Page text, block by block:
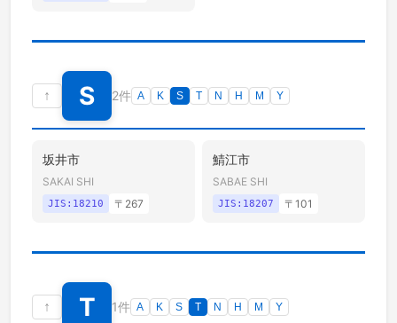
↑ S 2件 A K S T N H M Y
坂井市
SAKAI SHI
JIS: 18210 〒 267
鯖江市
SABAE SHI
JIS: 18207 〒 101
↑ T 1件 A K S T N H M Y